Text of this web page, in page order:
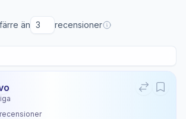
än
recensioner
recensioner